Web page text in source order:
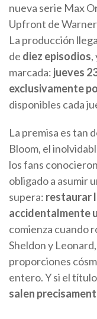
nueva serie Max
Upfront de
La producción
de diez episodios,
marcada: jueves
exclusivamente
disponibles cada
La premisa es tan
Bloom, el
los fans
obligado a asumir
supera: restaurar
accidentalmente
comienza cuando
Sheldon y
proporciones
entero. Y si el
salen